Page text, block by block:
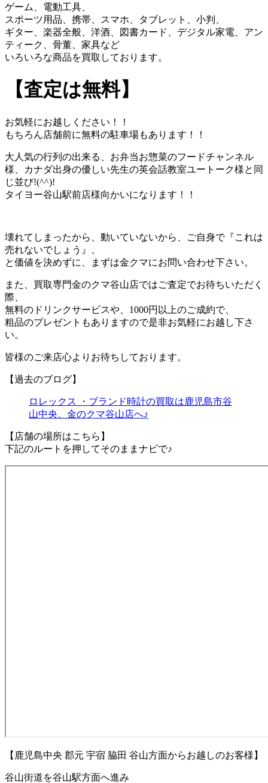
ゲーム、電動工具、
スポーツ用品、携帯、スマホ、タブレット、小判、
ギター、楽器全般、洋酒、図書カード、デジタル家電、アン
ティーク、骨董、家具など
いろいろな商品を買取しております。
【査定は無料】
お気軽にお越しください！！
もちろん店舗前に無料の駐車場もあります！！
大人気の行列の出来る、お弁当お惣菜のフードチャンネル
様、カナダ出身の優しい先生の英会話教室ユートーク様と同
じ並び!(^^)!
タイヨー谷山駅前店様向かいになります！！
壊れてしまったから、動いていないから、ご自身で『これは
売れないでしょう』、
と価値を決めずに、まずは金クマにお問い合わせ下さい。
また、買取専門金のクマ谷山店ではご査定でお待ちいただく
際、
無料のドリンクサービスや、1000円以上のご成約で、
粗品のプレゼントもありますので是非お気軽にお越し下さ
い。
皆様のご来店心よりお待ちしております。
【過去のブログ】
ロレックス ・ブランド時計の買取は鹿児島市谷
山中央、金のクマ谷山店へ♪
【店舗の場所はこちら】
下記のルートを押してそのままナビで♪
【鹿児島中央 郡元 宇宿 脇田 谷山方面からお越しのお客様】
谷山街道を谷山駅方面へ進み